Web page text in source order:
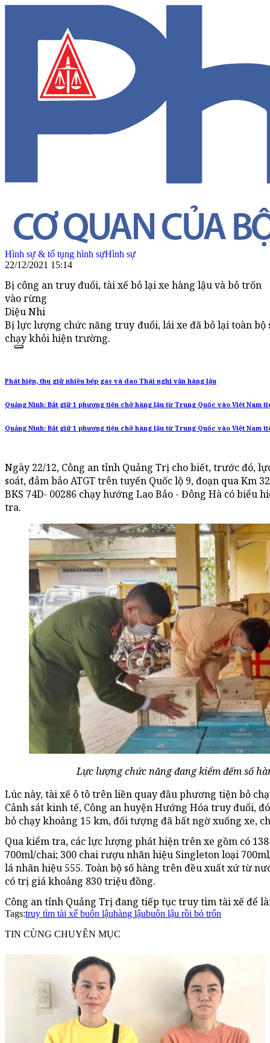
Hình sự & tố tụng hình sựHình sự
22/12/2021 15:14
Bị công an truy đuổi, tài xế bỏ lại xe hàng lậu và bỏ trốn
vào rừng
Diệu Nhi
Bị lực lượng chức năng truy đuổi, lái xe đã bỏ lại toàn bộ
chạy khỏi hiện trường.
Phát hiện, thu giữ nhiều bếp gas và dao Thái nghi vấn hàng lậu
Quảng Ninh: Bắt giữ 1 phương tiện chở hàng lậu từ Trung Quốc vào Việt Nam
Quảng Ninh: Bắt giữ 1 phương tiện chở hàng lậu từ Trung Quốc vào Việt Nam
Ngày 22/12, Công an tỉnh Quảng Trị cho biết, trước đó,
soát, đảm bảo ATGT trên tuyến Quốc lộ 9, đoạn qua Km
BKS 74D- 00286 chạy hướng Lao Bảo - Đông Hà có biểu
tra.
Lực lượng chức năng đang kiểm đếm số
Lúc này, tài xế ô tô trên liền quay đầu phương tiện bỏ
Cảnh sát kinh tế, Công an huyện Hướng Hóa truy đuổi,
bỏ chạy khoảng 15 km, đối tượng đã bất ngờ xuống xe,
Qua kiểm tra, các lực lượng phát hiện trên xe gồm có
700ml/chai; 300 chai rượu nhãn hiệu Singleton loại
lá nhãn hiệu 555. Toàn bộ số hàng trên đều xuất xứ từ
có trị giá khoảng 830 triệu đồng.
Công an tỉnh Quảng Trị đang tiếp tục truy tìm tài xế để
Tags:truy tìm tài xế buôn lậuhàng lậubuôn lậu rồi bỏ trốn
TIN CÙNG CHUYÊN MỤC